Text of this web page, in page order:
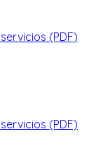
(PDF)
(PDF)